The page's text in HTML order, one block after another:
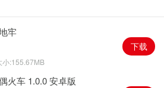
牢
小:155.67MB
下载
火车 1.0.0 安卓版